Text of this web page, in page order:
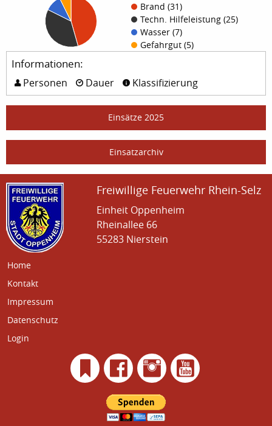
Brand (31)
Techn. Hilfeleistung (25)
Wasser (7)
Gefahrgut (5)
Informationen:
Personen Dauer Klassifizierung
Einsätze 2025
Einsatzarchiv
Freiwillige Feuerwehr Rhein-Selz
Einheit Oppenheim
Rheinallee 66
55283 Nierstein
Home
Kontakt
Impressum
Datenschutz
Login